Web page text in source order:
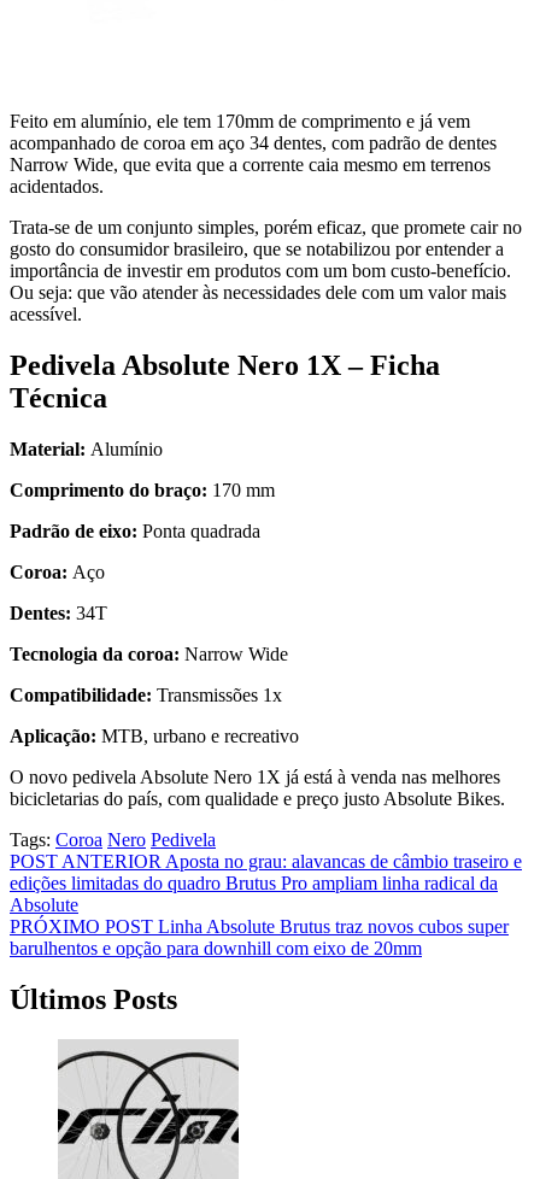
Feito em alumínio, ele tem 170mm de comprimento e já vem
acompanhado de coroa em aço 34 dentes, com padrão de dentes
Narrow Wide, que evita que a corrente caia mesmo em terrenos
acidentados.
Trata-se de um conjunto simples, porém eficaz, que promete cair no
gosto do consumidor brasileiro, que se notabilizou por entender a
importância de investir em produtos com um bom custo-benefício.
Ou seja: que vão atender às necessidades dele com um valor mais
acessível.
Pedivela Absolute Nero 1X – Ficha
Técnica
Material: Alumínio
Comprimento do braço: 170 mm
Padrão de eixo: Ponta quadrada
Coroa: Aço
Dentes: 34T
Tecnologia da coroa: Narrow Wide
Compatibilidade: Transmissões 1x
Aplicação: MTB, urbano e recreativo
O novo pedivela Absolute Nero 1X já está à venda nas melhores
bicicletarias do país, com qualidade e preço justo Absolute Bikes.
Tags: Coroa Nero Pedivela
Navegação
de
Post
POST ANTERIOR Aposta no grau: alavancas de câmbio traseiro e
edições limitadas do quadro Brutus Pro ampliam linha radical da
Absolute
PRÓXIMO POST Linha Absolute Brutus traz novos cubos super
barulhentos e opção para downhill com eixo de 20mm
Últimos Posts